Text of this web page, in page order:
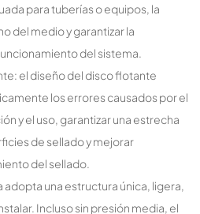
para tuberías o equipos, la
del medio y garantizar la
del sistema.
el diseño del disco flotante
los errores causados por el
y el uso, garantizar una estrecha
de sellado y mejorar
del sellado.
adopta una estructura única, ligera,
Incluso sin presión media, el